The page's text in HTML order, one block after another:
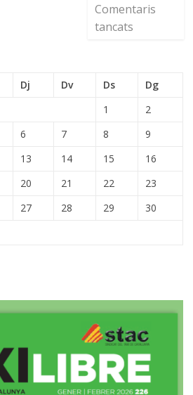
Comentaris
tancats
Dj Dv Ds
Dg
1
2
6 7 8
9
13 14 15
16
20 21 22
23
27 28 29
30